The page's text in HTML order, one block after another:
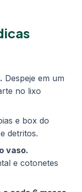
Despeje em um
no lixo
e box do
detritos.
vaso.
e cotonetes